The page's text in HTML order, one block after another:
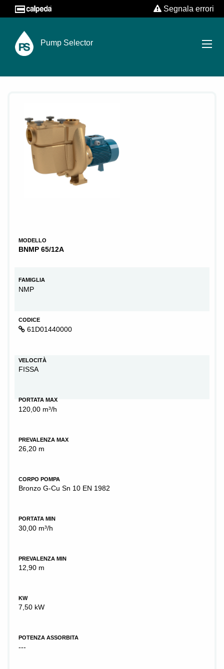
Segnala errori
Pump Selector
MODELLO
BNMP 65/12A
FAMIGLIA
NMP
CODICE
61D01440000
VELOCITÀ
FISSA
PORTATA MAX
120,00 m³/h
PREVALENZA MAX
26,20 m
CORPO POMPA
Bronzo G-Cu Sn 10 EN 1982
PORTATA MIN
30,00 m³/h
PREVALENZA MIN
12,90 m
KW
7,50 kW
POTENZA ASSORBITA
---